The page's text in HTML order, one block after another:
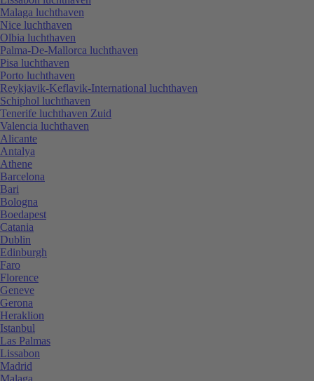
Malaga luchthaven
Nice luchthaven
Olbia luchthaven
Palma-De-Mallorca luchthaven
Pisa luchthaven
Porto luchthaven
Reykjavik-Keflavik-International luchthaven
Schiphol luchthaven
Tenerife luchthaven Zuid
Valencia luchthaven
Alicante
Antalya
Athene
Barcelona
Bari
Bologna
Boedapest
Catania
Dublin
Edinburgh
Faro
Florence
Geneve
Gerona
Heraklion
Istanbul
Las Palmas
Lissabon
Madrid
Malaga